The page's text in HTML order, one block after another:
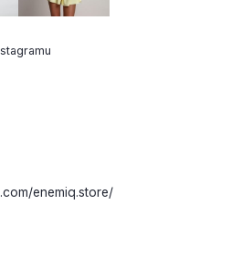
enemiq.store/